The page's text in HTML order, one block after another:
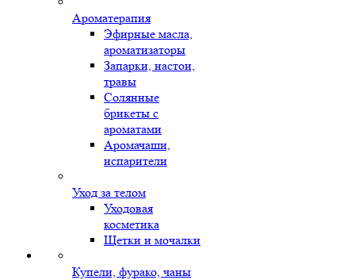
Ароматерапия
Эфирные масла,
ароматизаторы
Запарки, настои,
травы
Солянные
брикеты с
ароматами
Аромачаши,
испарители
Уход за телом
Уходовая
косметика
Щетки и мочалки
Купели, фурако, чаны